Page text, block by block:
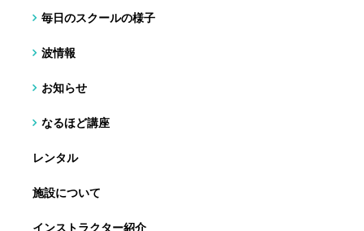
毎日のスクールの様子
波情報
お知らせ
なるほど講座
レンタル
施設について
インストラクター紹介